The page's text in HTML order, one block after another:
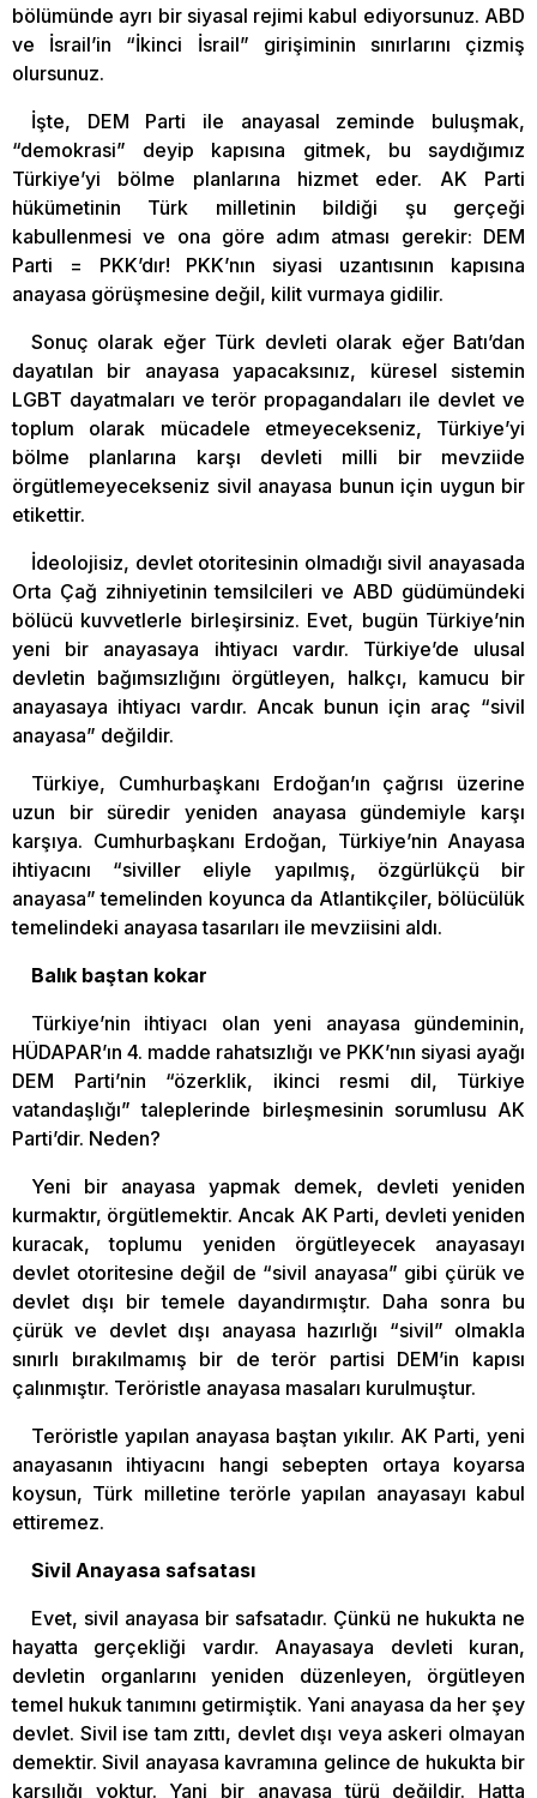
bölümünde ayrı bir siyasal rejimi kabul ediyorsunuz. ABD
ve İsrail’in “İkinci İsrail” girişiminin sınırlarını çizmiş
olursunuz.
İşte, DEM Parti ile anayasal zeminde buluşmak,
“demokrasi” deyip kapısına gitmek, bu saydığımız
Türkiye’yi bölme planlarına hizmet eder. AK Parti
hükümetinin Türk milletinin bildiği şu gerçeği
kabullenmesi ve ona göre adım atması gerekir: DEM
Parti = PKK’dır! PKK’nın siyasi uzantısının kapısına
anayasa görüşmesine değil, kilit vurmaya gidilir.
Sonuç olarak eğer Türk devleti olarak eğer Batı’dan
dayatılan bir anayasa yapacaksınız, küresel sistemin
LGBT dayatmaları ve terör propagandaları ile devlet ve
toplum olarak mücadele etmeyecekseniz, Türkiye’yi
bölme planlarına karşı devleti milli bir mevziide
örgütlemeyecekseniz sivil anayasa bunun için uygun bir
etikettir.
İdeolojisiz, devlet otoritesinin olmadığı sivil anayasada
Orta Çağ zihniyetinin temsilcileri ve ABD güdümündeki
bölücü kuvvetlerle birleşirsiniz. Evet, bugün Türkiye’nin
yeni bir anayasaya ihtiyacı vardır. Türkiye’de ulusal
devletin bağımsızlığını örgütleyen, halkçı, kamucu bir
anayasaya ihtiyacı vardır. Ancak bunun için araç “sivil
anayasa” değildir.
Türkiye, Cumhurbaşkanı Erdoğan’ın çağrısı üzerine
uzun bir süredir yeniden anayasa gündemiyle karşı
karşıya. Cumhurbaşkanı Erdoğan, Türkiye’nin Anayasa
ihtiyacını “siviller eliyle yapılmış, özgürlükçü bir
anayasa” temelinden koyunca da Atlantikçiler, bölücülük
temelindeki anayasa tasarıları ile mevziisini aldı.
Balık baştan kokar
Türkiye’nin ihtiyacı olan yeni anayasa gündeminin,
HÜDAPAR’ın 4. madde rahatsızlığı ve PKK’nın siyasi ayağı
DEM Parti’nin “özerklik, ikinci resmi dil, Türkiye
vatandaşlığı” taleplerinde birleşmesinin sorumlusu AK
Parti’dir. Neden?
Yeni bir anayasa yapmak demek, devleti yeniden
kurmaktır, örgütlemektir. Ancak AK Parti, devleti yeniden
kuracak, toplumu yeniden örgütleyecek anayasayı
devlet otoritesine değil de “sivil anayasa” gibi çürük ve
devlet dışı bir temele dayandırmıştır. Daha sonra bu
çürük ve devlet dışı anayasa hazırlığı “sivil” olmakla
sınırlı bırakılmamış bir de terör partisi DEM’in kapısı
çalınmıştır. Teröristle anayasa masaları kurulmuştur.
Teröristle yapılan anayasa baştan yıkılır. AK Parti, yeni
anayasanın ihtiyacını hangi sebepten ortaya koyarsa
koysun, Türk milletine terörle yapılan anayasayı kabul
ettiremez.
Sivil Anayasa safsatası
Evet, sivil anayasa bir safsatadır. Çünkü ne hukukta ne
hayatta gerçekliği vardır. Anayasaya devleti kuran,
devletin organlarını yeniden düzenleyen, örgütleyen
temel hukuk tanımını getirmiştik. Yani anayasa da her şey
devlet. Sivil ise tam zıttı, devlet dışı veya askeri olmayan
demektir. Sivil anayasa kavramına gelince de hukukta bir
karşılığı yoktur. Yani bir anayasa türü değildir. Hatta